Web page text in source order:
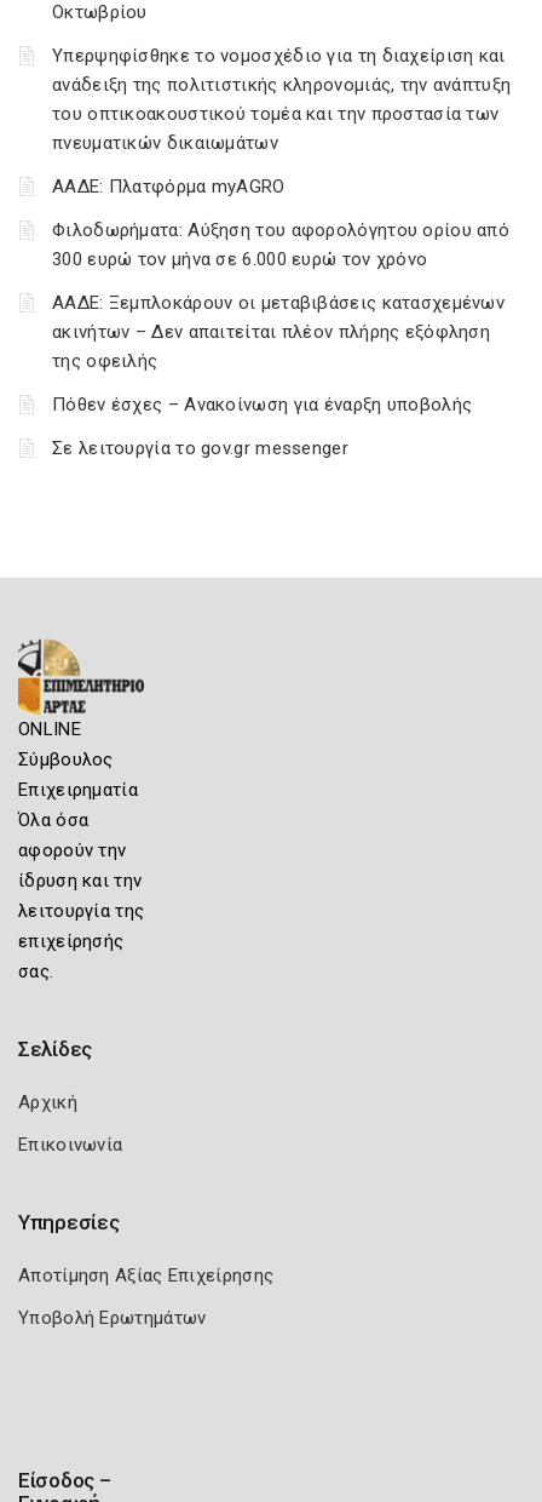
Οκτωβρίου
Υπερψηφίσθηκε το νομοσχέδιο για τη διαχείριση και
ανάδειξη της πολιτιστικής κληρονομιάς, την ανάπτυξη
του οπτικοακουστικού τομέα και την προστασία των
πνευματικών δικαιωμάτων
ΑΑΔΕ: Πλατφόρμα myAGRO
Φιλοδωρήματα: Αύξηση του αφορολόγητου ορίου από
300 ευρώ τον μήνα σε 6.000 ευρώ τον χρόνο
ΑΑΔΕ: Ξεμπλοκάρουν οι μεταβιβάσεις κατασχεμένων
ακινήτων – Δεν απαιτείται πλέον πλήρης εξόφληση
της οφειλής
Πόθεν έσχες – Ανακοίνωση για έναρξη υποβολής
Σε λειτουργία το gov.gr messenger
ONLINE
Σύμβουλος
Επιχειρηματία
Όλα όσα
αφορούν την
ίδρυση και την
λειτουργία της
επιχείρησής
σας.
Σελίδες
Αρχική
Επικοινωνία
Υπηρεσίες
Αποτίμηση Αξίας Επιχείρησης
Υποβολή Ερωτημάτων
Είσοδος –